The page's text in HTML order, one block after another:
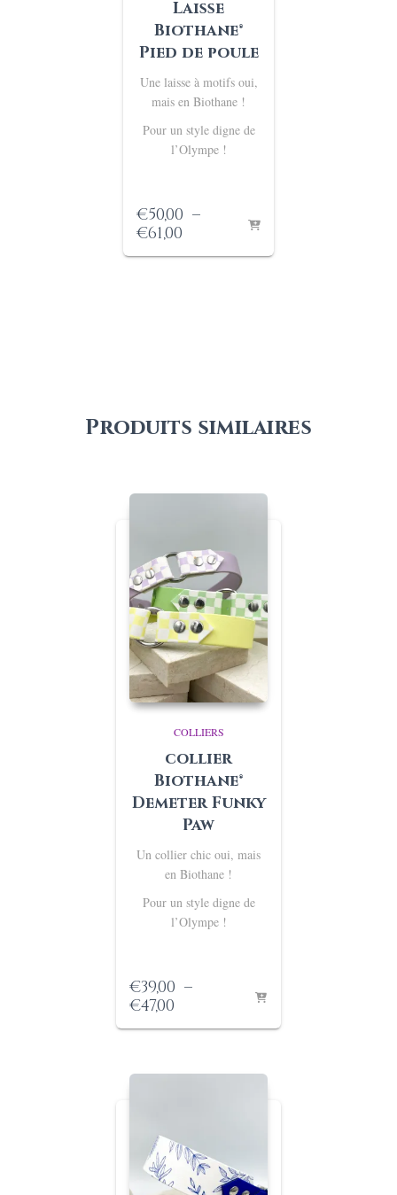
Laisse
Biothane®
Pied de poule
Une laisse à motifs oui,
mais en Biothane !
Pour un style digne de
l’Olympe !
€50,00 –
€61,00Plage
de
Produits similaires
COLLIERS
collier
Biothane®
Demeter Funky
Paw
Un collier chic oui, mais
en Biothane !
Pour un style digne de
l’Olympe !
€39,00 –
€47,00
de
à